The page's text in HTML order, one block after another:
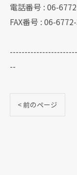
電話番号 : 06-
FAX番号 : 06-
--
< 前のページ